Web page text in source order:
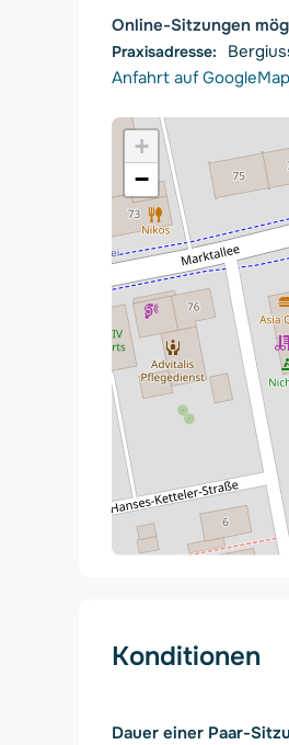
Online-Sitzungen
Anfahrt auf
+
−
Konditionen
Dauer einer Paar-